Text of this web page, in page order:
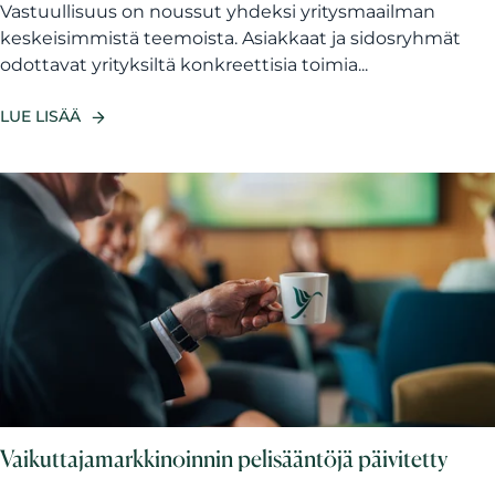
Vastuullisuus on noussut yhdeksi yritysmaailman
keskeisimmistä teemoista. Asiakkaat ja sidosryhmät
odottavat yrityksiltä konkreettisia toimia...
LUE LISÄÄ
Vaikuttajamarkkinoinnin pelisääntöjä päivitetty